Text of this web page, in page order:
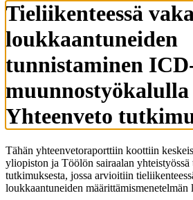
Tieliikenteessä
loukkaantuneiden
tunnistaminen
muunnostyökalulla
Yhteenveto
Tähän yhteenvetoraporttiin koottiin
yliopiston ja Töölön sairaalan yhteistyössä
tutkimuksesta, jossa arvioitiin
loukkaantuneiden määrittämismenetelmän